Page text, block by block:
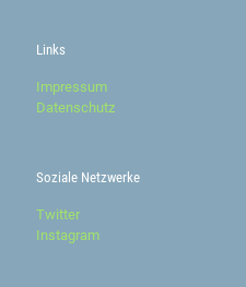
Links
Impressum
Datenschutz
Soziale Netzwerke
Twitter
Instagram